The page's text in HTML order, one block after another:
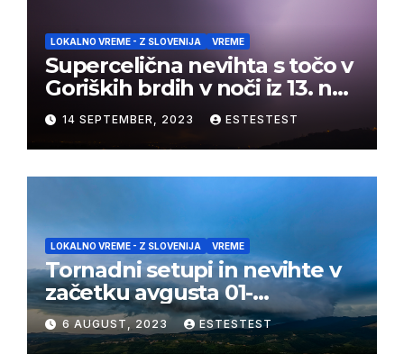
LOKALNO VREME - Z SLOVENIJA VREME
Supercelična nevihta s točo v
Goriških brdih v noči iz 13. na
14. september 2023
14 SEPTEMBER, 2023 ESTESTEST
LOKALNO VREME - Z SLOVENIJA VREME
Tornadni setupi in nevihte v
začetku avgusta 01-
03/08/2023
6 AUGUST, 2023 ESTESTEST